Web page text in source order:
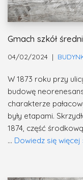
Gmach szkół
04/02/2024
W 1873 roku przy
budowę
charakterze
były etapami.
1874, część
… Dowiedz się więcej